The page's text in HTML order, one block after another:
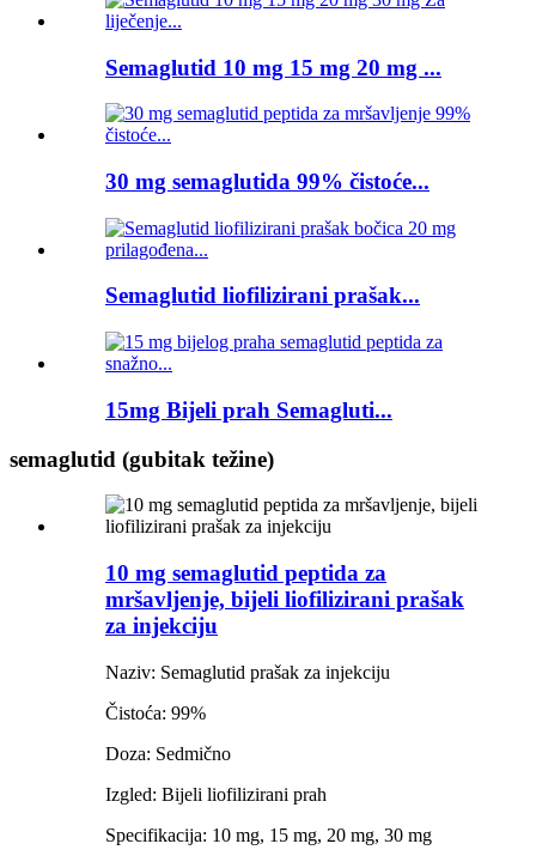
Semaglutid 10 mg 15 mg 20 mg ...
30 mg semaglutida 99% čistoće...
Semaglutid liofilizirani prašak...
15mg Bijeli prah Semagluti...
semaglutid (gubitak težine)
10 mg semaglutid peptida za
mršavljenje, bijeli liofilizirani prašak
za injekciju
Naziv: Semaglutid prašak za injekciju
Čistoća: 99%
Doza: Sedmično
Izgled: Bijeli liofilizirani prah
Specifikacija: 10 mg, 15 mg, 20 mg, 30 mg